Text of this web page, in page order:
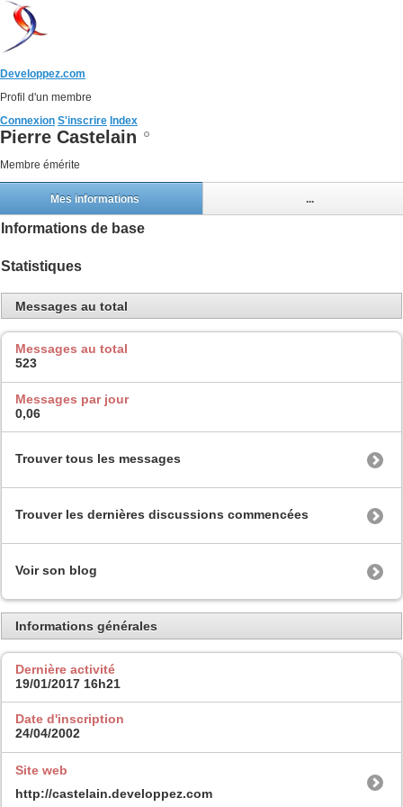
Developpez.com
Profil d'un membre
Connexion S'inscrire Index
Pierre Castelain
Membre émérite
Mes informations ...
Informations de base
Statistiques
Messages au total
Messages au total
523
Messages par jour
0,06
Trouver tous les messages
Trouver les dernières discussions commencées
Voir son blog
Informations générales
Dernière activité
19/01/2017 16h21
Date d'inscription
24/04/2002
Site web
http://castelain.developpez.com